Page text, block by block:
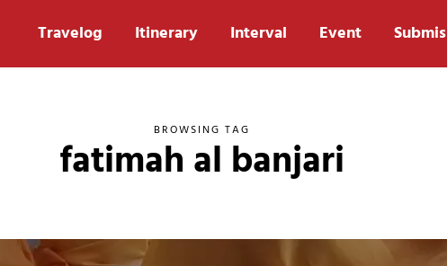
Travelog Itinerary Interval Event
BROWSING TAG
fatimah al banjari